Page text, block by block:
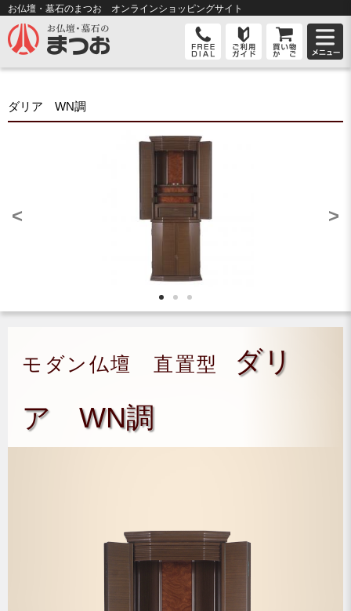
お仏壇・墓石のまつお オンラインショッピングサイト
ダリア WN調
< >
モダン仏壇 直置型
ダリ
ア WN調